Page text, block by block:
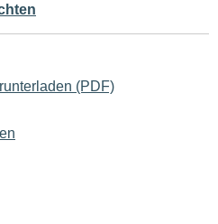
(PDF)